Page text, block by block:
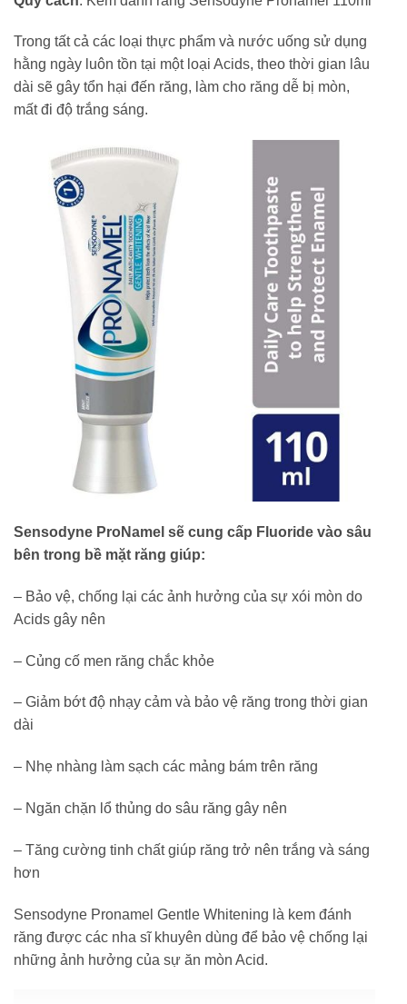
Trong tất cả các loại thực phẩm và nước uống sử dụng
hằng ngày luôn tồn tại một loại Acids, theo thời gian lâu
dài sẽ gây tổn hại đến răng, làm cho răng dễ bị mòn,
mất đi độ trắng sáng.
Sensodyne ProNamel sẽ cung cấp Fluoride vào sâu
bên trong bề mặt răng giúp:
– Bảo vệ, chống lại các ảnh hưởng của sự xói mòn do
Acids gây nên
– Củng cố men răng chắc khỏe
– Giảm bớt độ nhạy cảm và bảo vệ răng trong thời gian
dài
– Nhẹ nhàng làm sạch các mảng bám trên răng
– Ngăn chặn lổ thủng do sâu răng gây nên
– Tăng cường tinh chất giúp răng trở nên trắng và sáng
hơn
Sensodyne Pronamel Gentle Whitening là kem đánh
răng được các nha sĩ khuyên dùng để bảo vệ chống lại
những ảnh hưởng của sự ăn mòn Acid.